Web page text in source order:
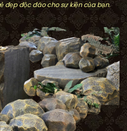
đẹp độc đáo cho sự kiện của bạn.